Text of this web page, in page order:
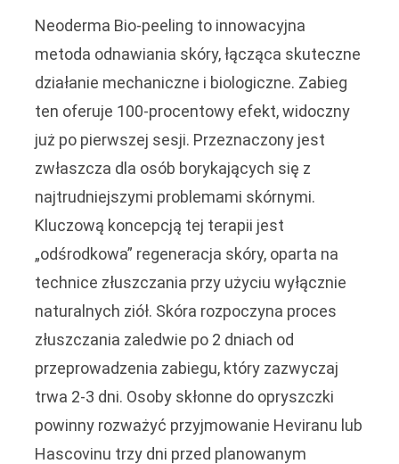
Neoderma Bio-peeling to innowacyjna
metoda odnawiania skóry, łącząca skuteczne
działanie mechaniczne i biologiczne. Zabieg
ten oferuje 100-procentowy efekt, widoczny
już po pierwszej sesji. Przeznaczony jest
zwłaszcza dla osób borykających się z
najtrudniejszymi problemami skórnymi.
Kluczową koncepcją tej terapii jest
„odśrodkowa” regeneracja skóry, oparta na
technice złuszczania przy użyciu wyłącznie
naturalnych ziół. Skóra rozpoczyna proces
złuszczania zaledwie po 2 dniach od
przeprowadzenia zabiegu, który zazwyczaj
trwa 2-3 dni. Osoby skłonne do opryszczki
powinny rozważyć przyjmowanie Heviranu lub
Hascovinu trzy dni przed planowanym